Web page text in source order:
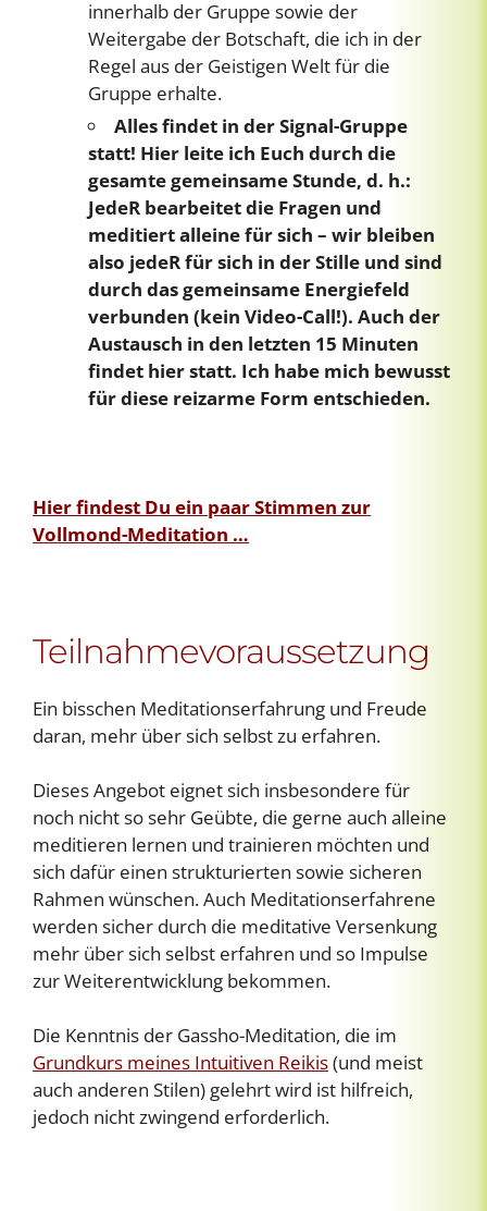
innerhalb der Gruppe sowie der
Weitergabe der Botschaft, die ich in der
Regel aus der Geistigen Welt für die
Gruppe erhalte.
Alles findet in der Signal-Gruppe
statt! Hier leite ich Euch durch die
gesamte gemeinsame Stunde, d. h.:
JedeR bearbeitet die Fragen und
meditiert alleine für sich – wir bleiben
also jedeR für sich in der Stille und sind
durch das gemeinsame Energiefeld
verbunden (kein Video-Call!). Auch der
Austausch in den letzten 15 Minuten
findet hier statt. Ich habe mich bewusst
für diese reizarme Form entschieden.
Hier findest Du ein paar Stimmen zur
Vollmond-Meditation …
Teilnahmevoraussetzung
Ein bisschen Meditationserfahrung und Freude
daran, mehr über sich selbst zu erfahren.
Dieses Angebot eignet sich insbesondere für
noch nicht so sehr Geübte, die gerne auch alleine
meditieren lernen und trainieren möchten und
sich dafür einen strukturierten sowie sicheren
Rahmen wünschen. Auch Meditationserfahrene
werden sicher durch die meditative Versenkung
mehr über sich selbst erfahren und so Impulse
zur Weiterentwicklung bekommen.
Die Kenntnis der Gassho-Meditation, die im
Grundkurs meines Intuitiven Reikis(und meist
auch anderen Stilen) gelehrt wird ist hilfreich,
jedoch nicht zwingend erforderlich.